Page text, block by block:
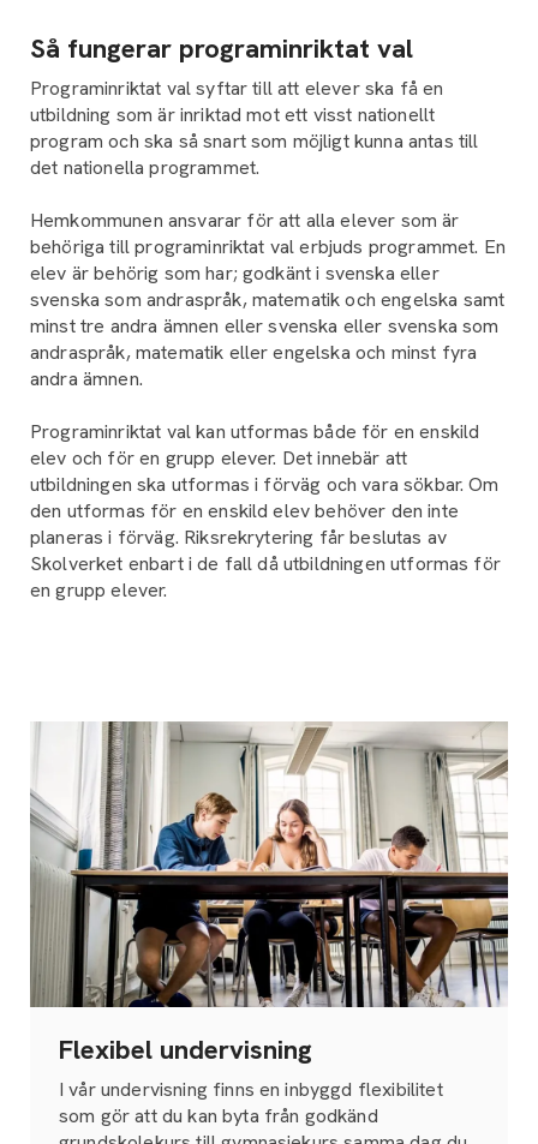
Så fungerar programinriktat val
Programinriktat val syftar till att elever ska få en
utbildning som är inriktad mot ett visst nationellt
program och ska så snart som möjligt kunna antas till
det nationella programmet.
Hemkommunen ansvarar för att alla elever som är
behöriga till programinriktat val erbjuds programmet. En
elev är behörig som har; godkänt i svenska eller
svenska som andraspråk, matematik och engelska samt
minst tre andra ämnen eller svenska eller svenska som
andraspråk, matematik eller engelska och minst fyra
andra ämnen.
Programinriktat val kan utformas både för en enskild
elev och för en grupp elever. Det innebär att
utbildningen ska utformas i förväg och vara sökbar. Om
den utformas för en enskild elev behöver den inte
planeras i förväg. Riksrekrytering får beslutas av
Skolverket enbart i de fall då utbildningen utformas för
en grupp elever.
Flexibel undervisning
I vår undervisning finns en inbyggd flexibilitet
som gör att du kan byta från godkänd